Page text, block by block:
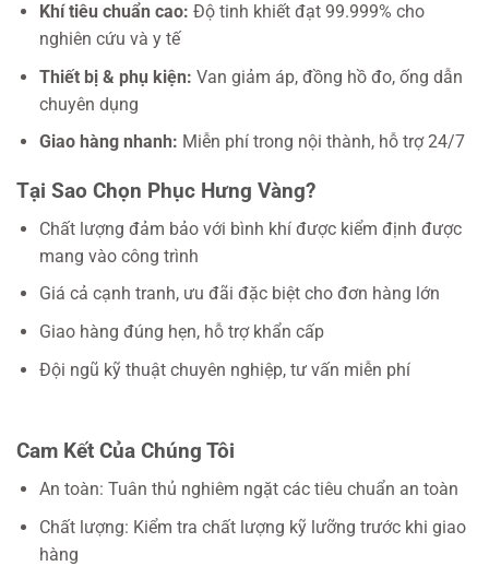
Khí tiêu chuẩn cao: Độ tinh khiết đạt 99.999% cho
nghiên cứu và y tế
Thiết bị & phụ kiện: Van giảm áp, đồng hồ đo, ống dẫn
chuyên dụng
Giao hàng nhanh: Miễn phí trong nội thành, hỗ trợ 24/7
Tại Sao Chọn Phục Hưng Vàng?
Chất lượng đảm bảo với bình khí được kiểm định được
mang vào công trình
Giá cả cạnh tranh, ưu đãi đặc biệt cho đơn hàng lớn
Giao hàng đúng hẹn, hỗ trợ khẩn cấp
Đội ngũ kỹ thuật chuyên nghiệp, tư vấn miễn phí
Cam Kết Của Chúng Tôi
An toàn: Tuân thủ nghiêm ngặt các tiêu chuẩn an toàn
Chất lượng: Kiểm tra chất lượng kỹ lưỡng trước khi giao
hàng